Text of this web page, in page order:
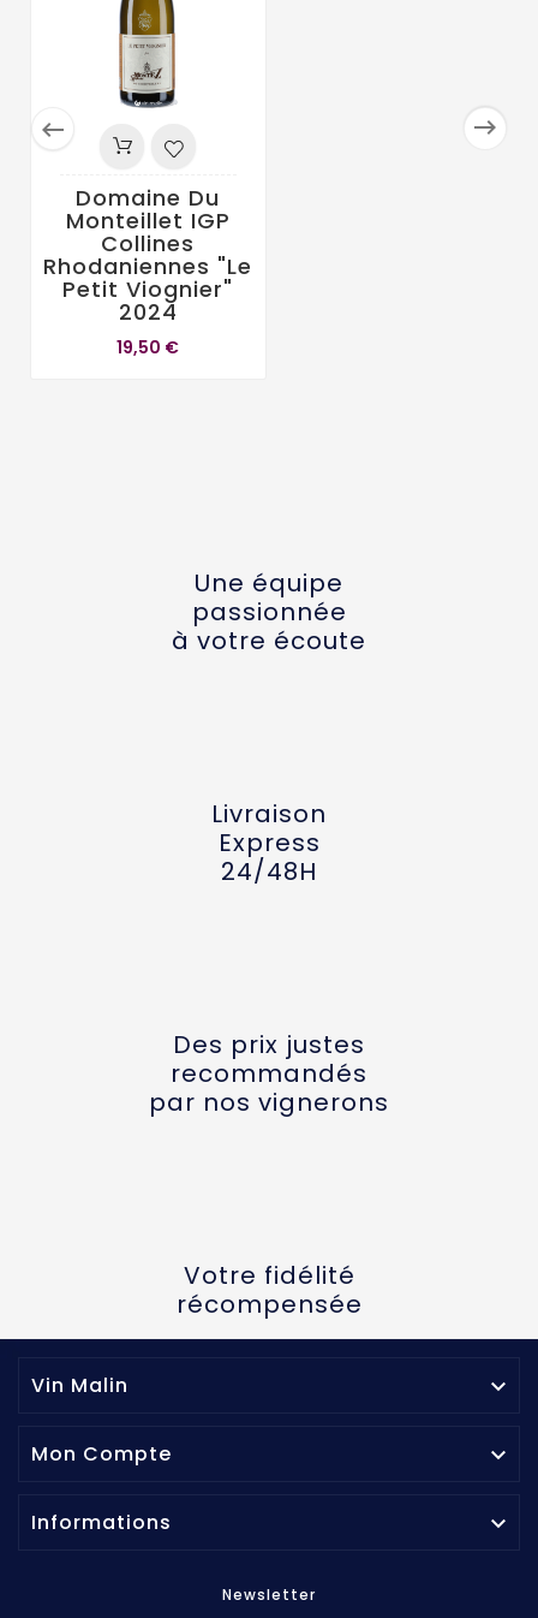
 
Domaine Du
Monteillet IGP
Collines
Rhodaniennes "Le
Petit Viognier"
2024
19,50 €
Une équipe
passionnée
à votre écoute
Livraison
Express
24/48H
Des prix justes
recommandés
par nos vignerons
Votre fidélité
récompensée
Vin Malin 
Mon Compte 
Informations 
Newsletter